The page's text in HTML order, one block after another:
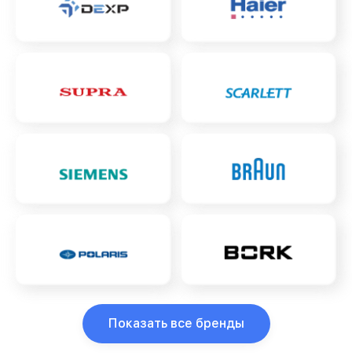
Показать все бренды